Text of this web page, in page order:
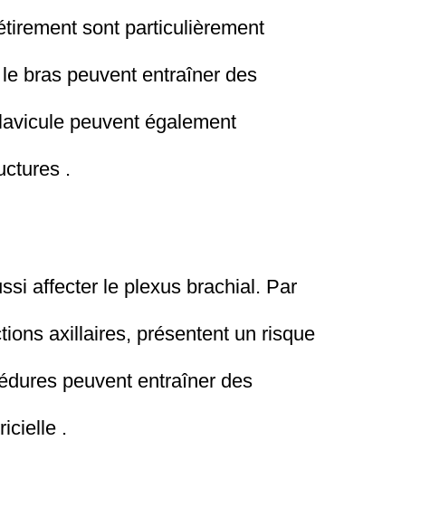
sont particulièrement
bras peuvent entraîner des
peuvent également
.
affecter le plexus brachial. Par
axillaires, présentent un risque
peuvent entraîner des
.